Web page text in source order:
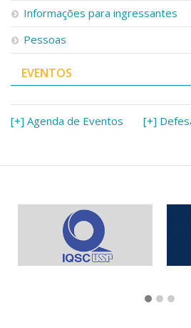
Informações para ingressantes
Pessoas
EVENTOS
[+] Agenda de Eventos [+]